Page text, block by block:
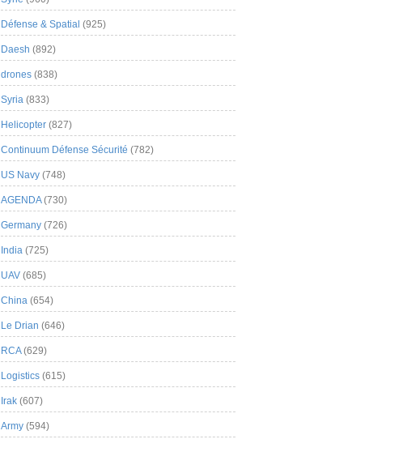
Défense & Spatial (925)
Daesh (892)
drones (838)
Syria (833)
Helicopter (827)
Continuum Défense Sécurité (782)
US Navy (748)
AGENDA(730)
Germany (726)
India (725)
UAV (685)
China (654)
Le Drian (646)
RCA(629)
Logistics (615)
Irak (607)
Army (594)